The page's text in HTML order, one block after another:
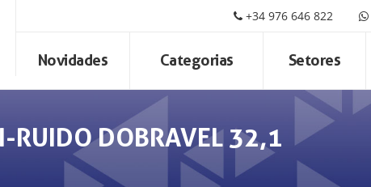
+34 976 646 822
Novidades Categorias Setores
RUIDO DOBRAVEL 32,1